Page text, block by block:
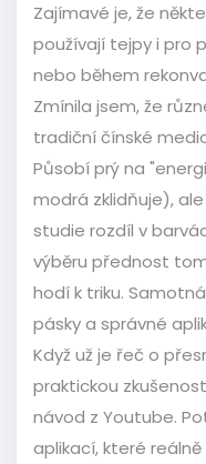
Zajímavé je, že
používají tejpy i pro
nebo během
Zmínila jsem, že
tradiční čínské
Působí prý na
modrá zklidňuje),
studie rozdíl v
výběru přednost
hodí k triku.
pásky a správné
Když už je řeč o
praktickou
návod z Youtube.
aplikací, které